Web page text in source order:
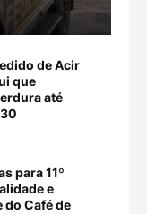
de Acir
que
até
para 11º
e
Café de